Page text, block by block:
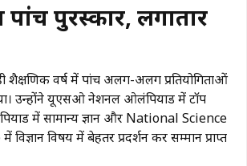
पुरस्कार, लगातार
शैक्षणिक वर्ष में पांच अलग-अलग प्रतियोगिताओं
उन्होंने यूएसओ नेशनल ओलंपियाड में टॉप
में सामान्य ज्ञान और National Science
विज्ञान विषय में बेहतर प्रदर्शन कर सम्मान प्राप्त